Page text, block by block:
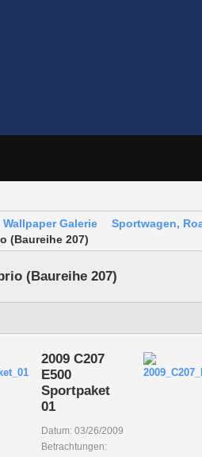
Wallpaper Galerie
Sportwagen,
(Baureihe 207)
(Baureihe 207)
2009 C207
E500
Sportpaket
01
Datum: 03/26/2009
Betrachtungen: